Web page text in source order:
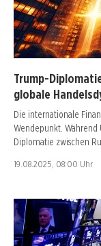
Trump-
globale
Die internationale
Wendepunkt. Während
Diplomatie zwischen
19.08.2025, 08:00 Uhr